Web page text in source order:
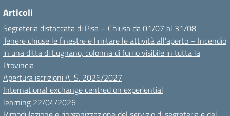
Articoli
Segreteria distaccata di Pisa – Chiusa da 01/07 al 31/08
Tenere chiuse le finestre e limitare le attività all’aperto – Incendio
in una ditta di Lugnano, colonna di fumo visibile in tutta la
Provincia
Apertura iscrizioni A. S. 2026/2027
International exchange centred on experiential
learning 22/04/2026